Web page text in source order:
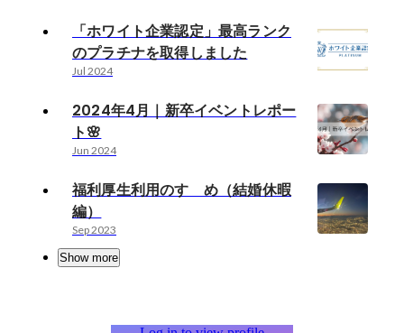
「ホワイト企業認定」最高ランク
のプラチナを取得しました
Jul 2024
2024年4月｜新卒イベントレポー
ト🌸
Jun 2024
福利厚生利用のすゝめ（結婚休暇
編）
Sep 2023
Show more